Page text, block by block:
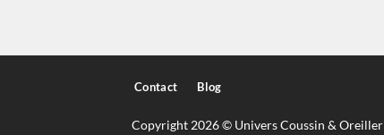
Contact Blog
Copyright 2026 © Univers Coussin & Oreiller